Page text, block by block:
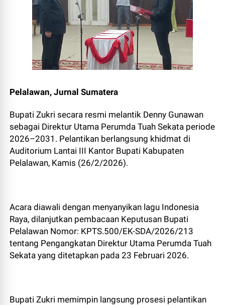
Pelalawan, Jurnal Sumatera
Bupati Zukri secara resmi melantik Denny Gunawan
sebagai Direktur Utama Perumda Tuah Sekata periode
2026–2031. Pelantikan berlangsung khidmat di
Auditorium Lantai III Kantor Bupati Kabupaten
Pelalawan, Kamis (26/2/2026).
Acara diawali dengan menyanyikan lagu Indonesia
Raya, dilanjutkan pembacaan Keputusan Bupati
Pelalawan Nomor: KPTS.500/EK-SDA/2026/213
tentang Pengangkatan Direktur Utama Perumda Tuah
Sekata yang ditetapkan pada 23 Februari 2026.
Bupati Zukri memimpin langsung prosesi pelantikan